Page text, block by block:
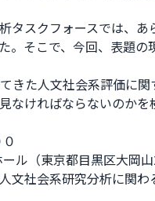
タスクフォースでは、
。そこで、今回、表題
きた人文社会系評価に
なければならないのか
ル（東京都目黒区大岡山
文社会系研究分析に関わ